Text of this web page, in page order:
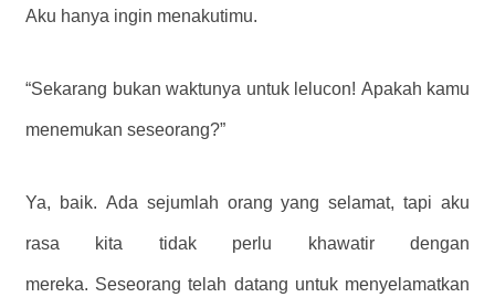
Aku hanya ingin menakutimu.
“Sekarang bukan waktunya untuk lelucon! Apakah kamu
menemukan seseorang?”
Ya, baik. Ada sejumlah orang yang selamat, tapi aku
rasa kita tidak perlu khawatir dengan
mereka. Seseorang telah datang untuk menyelamatkan